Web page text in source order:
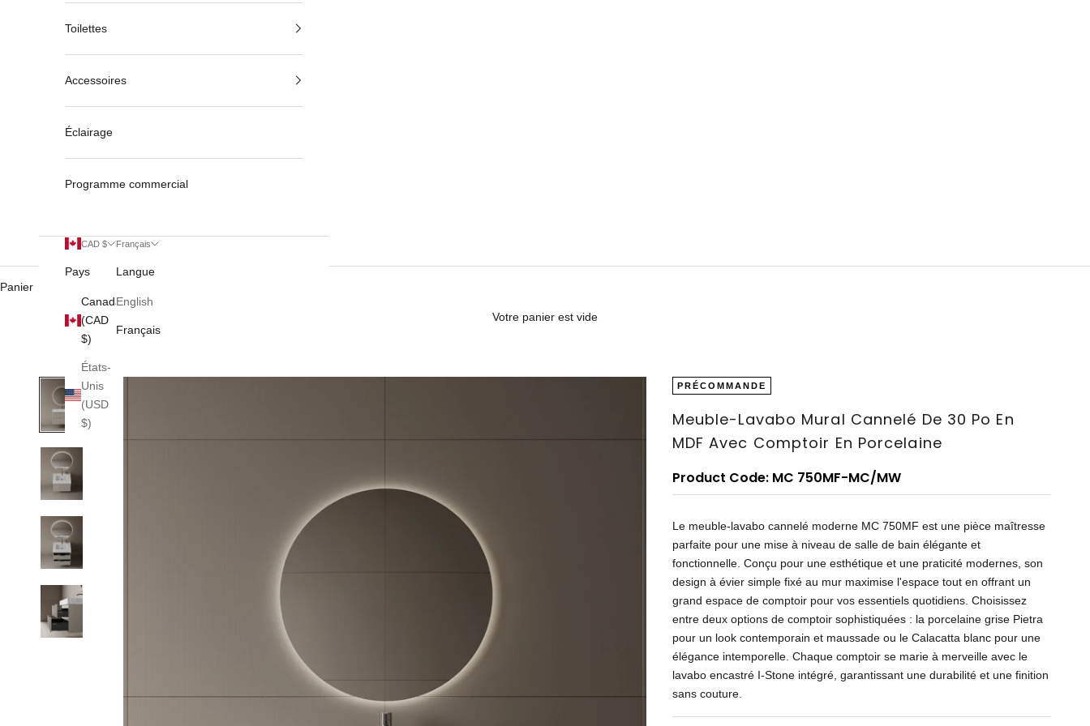
Toilettes
Accessoires
Éclairage
Programme commercial
CAD $
Pays
Canada
(CAD
$)
États-
Unis
(USD
$)
Français
Langue
English
Français
Panier
Votre panier est vide
PRÉCOMMANDE
Meuble-Lavabo Mural Cannelé De 30 Po En
MDF Avec Comptoir En Porcelaine
Product Code: MC 750MF-MC/MW
Le meuble-lavabo cannelé moderne MC 750MF est une pièce maîtresse
parfaite pour une mise à niveau de salle de bain élégante et
fonctionnelle. Conçu pour une esthétique et une praticité modernes, son
design à évier simple fixé au mur maximise l'espace tout en offrant un
grand espace de comptoir pour vos essentiels quotidiens. Choisissez
entre deux options de comptoir sophistiquées : la porcelaine grise Pietra
pour un look contemporain et maussade ou le Calacatta blanc pour une
élégance intemporelle. Chaque comptoir se marie à merveille avec le
lavabo encastré I-Stone intégré, garantissant une durabilité et une finition
sans couture.